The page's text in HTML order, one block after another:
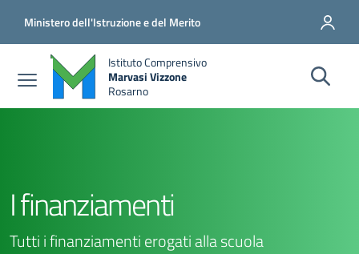
Ministero dell'Istruzione e del Merito
Istituto Comprensivo
Marvasi Vizzone
Rosarno
I finanziamenti
Tutti i finanziamenti erogati alla scuola